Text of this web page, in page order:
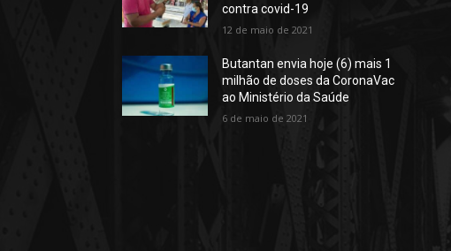
contra covid-19
12 de maio de 2021
Butantan envia hoje (6) mais 1
milhão de doses da CoronaVac
ao Ministério da Saúde
6 de maio de 2021